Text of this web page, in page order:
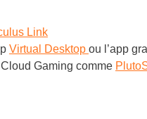
Link
Virtual Desktop ou l’app
Gaming comme